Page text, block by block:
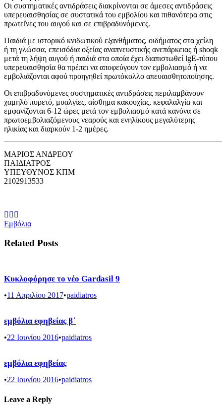
Οι συστηματικές αντιδράσεις διακρίνονται σε άμεσες αντιδράσεις
υπερευαι­σθησίας σε συστατικά του εμβολίου και πιθανότερα στις
πρωτεΐνες του αυγού και σε επιβραδυνόμενες.
Παιδιά με ιστορικό κνιδωτικού εξανθήματος, οιδήματος στα χείλη
ή τη γλώσσα, επεισόδια οξείας αναπνευστικής ανεπάρκειας ή shoqk
μετά τη λήψη αυγού ή παιδιά στα οποία έχει διαπιστωθεί lgE-τύπου
υπερευαι­σθησία θα πρέπει να αποφεύγουν τον εμβολιασμό ή να
εμβολιάζονται αφού προηγηθεί πρωτόκολλο απευαισθητοποίησης.
Οι επιβραδυνόμενες συστηματικές αντιδράσεις περιλαμβάνουν
χαμηλό πυρετό, μυαλγίες, αίσθημα κακουχίας, κεφαλαλγία και
εμφανίζονται 6-12 ώρες μετά τον εμβολιασμό κατά κανόνα σε
πρωτοεμβολιαζόμενους νεαρούς και ενηλίκους μεγαλύτερης
ηλικίας και διαρκούν 1-2 ημέρες.
ΜΑΡΙΟΣ ΑΝΔΡΕΟΥ
ΠΑΙΔΙΑΤΡΟΣ
ΥΠΕΥΘΥΝΟΣ ΚΠΜ
2102913533
Εμβόλια
Related Posts
Κυκλοφόρησε το νέο Gardasil 9
•11 Απριλίου 2017•paidiatros
εμβόλια εφηβείας β΄
•22 Ιουνίου 2016•paidiatros
εμβόλια εφηβείας
•22 Ιουνίου 2016•paidiatros
Leave a Reply